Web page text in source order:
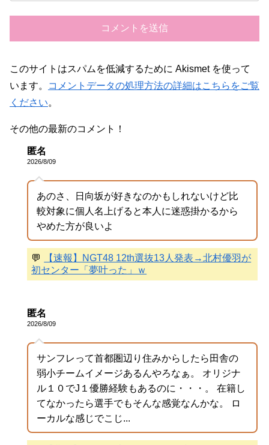
このサイトはスパムを低減するために Akismet を使って
います。
コメントデータの処理方法の詳細はこちらをご覧
ください。
その他の最新のコメント！
匿名
2026/8/09
あのさ、日向坂が好きなのかもしれないけど比
較対象に個人名上げると本人に迷惑掛かるから
やめた方が良いよ
💬
【速報】NGT48 12th選抜13人発表→北村優羽が
初センター「夢叶った」ｗ
匿名
2026/8/09
サンフレって首都圏辺り住みからしたら田舎の
弱小チームイメージあるんやろなぁ。 オリジナ
ル１０でJ１優勝経験もあるのに・・・。 在籍し
てなかったら選手でもそんな感覚なんかな。 ロ
ーカルな感じでこじ...